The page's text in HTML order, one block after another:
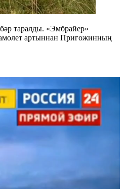
таралды. «Эмбрайер»
артыннан Пригожинның